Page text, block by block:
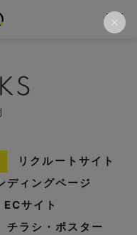
リクルートサイト
ディングページ
ECサイト
チラシ・ポスター